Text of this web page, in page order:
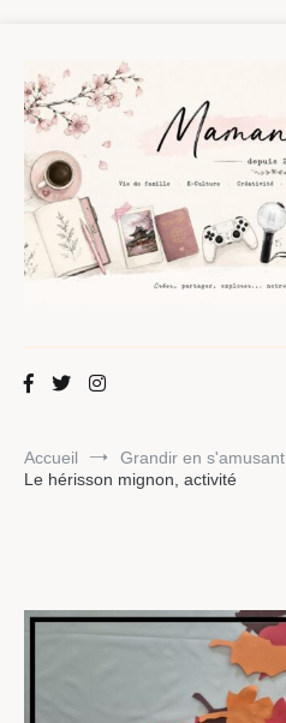
contenu
Maman Chou
Accueil
Grandir en s'amusant
Le hérisson mignon, activité